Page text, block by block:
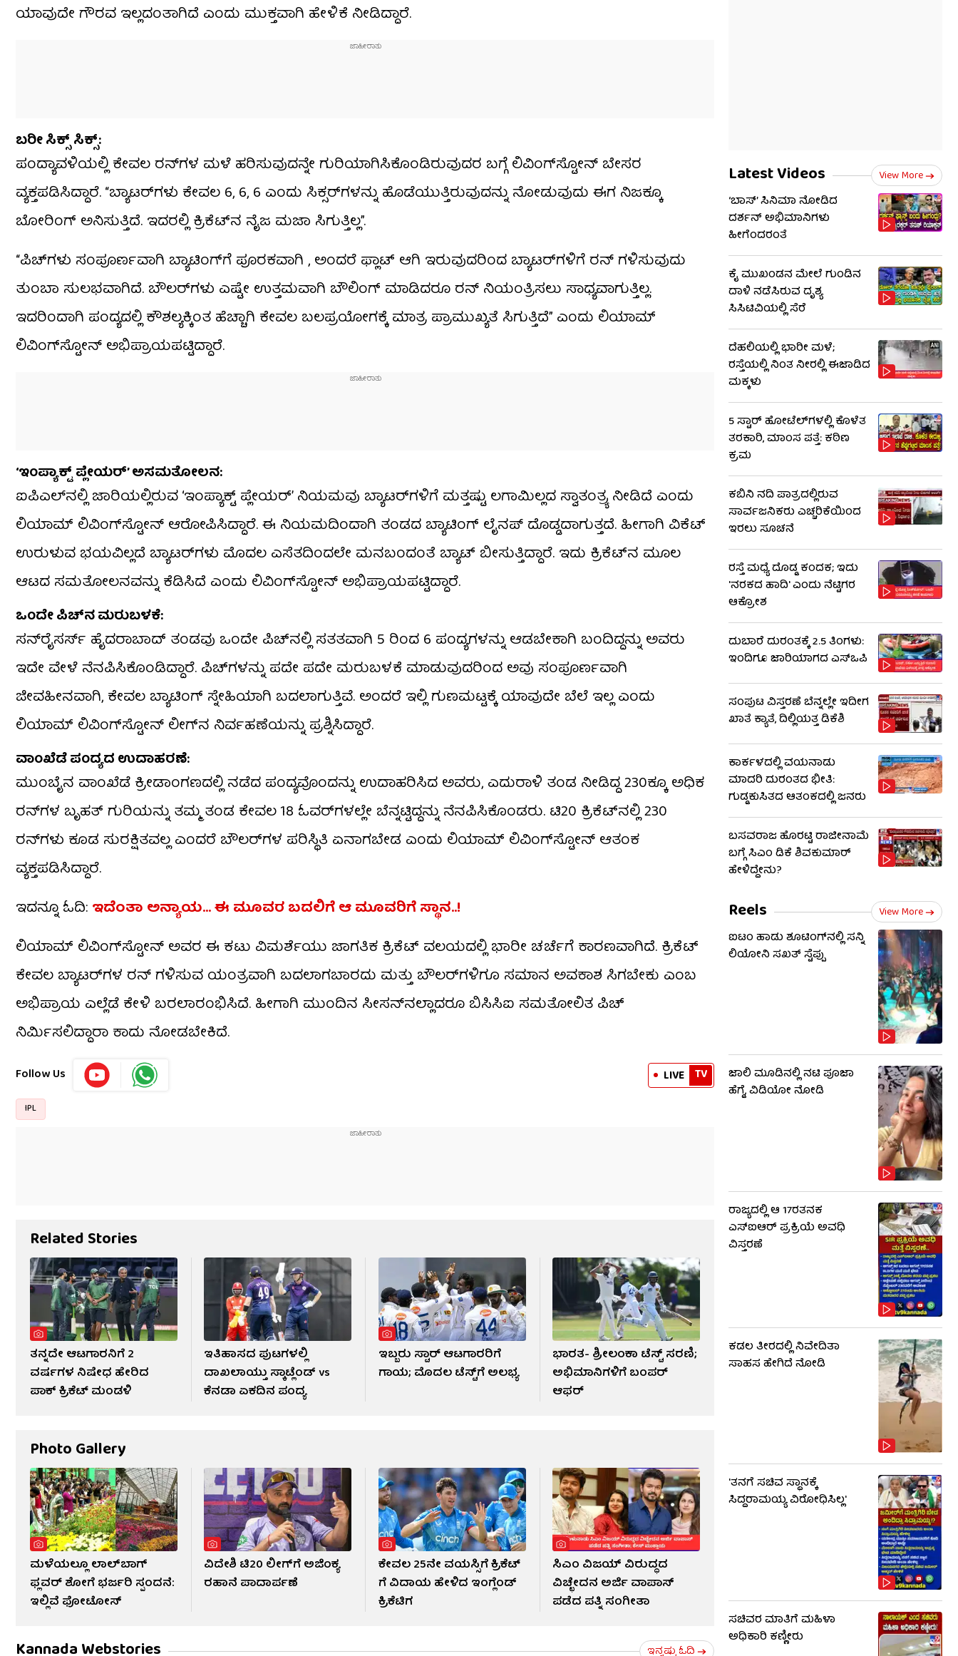
ಯಾವುದೇ ಗೌರವ ಇಲ್ಲದಂತಾಗಿದೆ ಎಂದು ಮುಕ್ತವಾಗಿ ಹೇಳಿಕೆ ನೀಡಿದ್ದಾರೆ.
ಬರೀ ಸಿಕ್ಸ್ ಸಿಕ್ಸ್​:
ಪಂದ್ಯಾವಳಿಯಲ್ಲಿ ಕೇವಲ ರನ್‌ಗಳ ಮಳೆ ಹರಿಸುವುದನ್ನೇ ಗುರಿಯಾಗಿಸಿಕೊಂಡಿರುವುದರ ಬಗ್ಗೆ ಲಿವಿಂಗ್‌ಸ್ಟೋನ್ ಬೇಸರ
ವ್ಯಕ್ತಪಡಿಸಿದ್ದಾರೆ. “ಬ್ಯಾಟರ್‌ಗಳು ಕೇವಲ 6, 6, 6 ಎಂದು ಸಿಕ್ಸರ್‌ಗಳನ್ನು ಹೊಡೆಯುತ್ತಿರುವುದನ್ನು ನೋಡುವುದು ಈಗ ನಿಜಕ್ಕೂ
ಬೋರಿಂಗ್ ಅನಿಸುತ್ತಿದೆ. ಇದರಲ್ಲಿ ಕ್ರಿಕೆಟ್‌ನ ನೈಜ ಮಜಾ ಸಿಗುತ್ತಿಲ್ಲ”.
“ಪಿಚ್‌ಗಳು ಸಂಪೂರ್ಣವಾಗಿ ಬ್ಯಾಟಿಂಗ್‌ಗೆ ಪೂರಕವಾಗಿ , ಅಂದರೆ ಫ್ಲಾಟ್ ಆಗಿ ಇರುವುದರಿಂದ ಬ್ಯಾಟರ್‌ಗಳಿಗೆ ರನ್ ಗಳಿಸುವುದು
ತುಂಬಾ ಸುಲಭವಾಗಿದೆ. ಬೌಲರ್‌ಗಳು ಎಷ್ಟೇ ಉತ್ತಮವಾಗಿ ಬೌಲಿಂಗ್ ಮಾಡಿದರೂ ರನ್ ನಿಯಂತ್ರಿಸಲು ಸಾಧ್ಯವಾಗುತ್ತಿಲ್ಲ.
ಇದರಿಂದಾಗಿ ಪಂದ್ಯದಲ್ಲಿ ಕೌಶಲ್ಯಕ್ಕಿಂತ ಹೆಚ್ಚಾಗಿ ಕೇವಲ ಬಲಪ್ರಯೋಗಕ್ಕೆ ಮಾತ್ರ ಪ್ರಾಮುಖ್ಯತೆ ಸಿಗುತ್ತಿದೆ” ಎಂದು ಲಿಯಾಮ್
ಲಿವಿಂಗ್‌ಸ್ಟೋನ್ ಅಭಿಪ್ರಾಯಪಟ್ಟಿದ್ದಾರೆ.
‘ಇಂಪ್ಯಾಕ್ಟ್ ಪ್ಲೇಯರ್’ ಅಸಮತೋಲನ:
ಐಪಿಎಲ್‌ನಲ್ಲಿ ಜಾರಿಯಲ್ಲಿರುವ ‘ಇಂಪ್ಯಾಕ್ಟ್ ಪ್ಲೇಯರ್’ ನಿಯಮವು ಬ್ಯಾಟರ್‌ಗಳಿಗೆ ಮತ್ತಷ್ಟು ಲಗಾಮಿಲ್ಲದ ಸ್ವಾತಂತ್ರ್ಯ ನೀಡಿದೆ ಎಂದು
ಲಿಯಾಮ್ ಲಿವಿಂಗ್‌ಸ್ಟೋನ್ ಆರೋಪಿಸಿದ್ದಾರೆ. ಈ ನಿಯಮದಿಂದಾಗಿ ತಂಡದ ಬ್ಯಾಟಿಂಗ್ ಲೈನಪ್ ದೊಡ್ಡದಾಗುತ್ತದೆ. ಹೀಗಾಗಿ ವಿಕೆಟ್
ಉರುಳುವ ಭಯವಿಲ್ಲದೆ ಬ್ಯಾಟರ್‌ಗಳು ಮೊದಲ ಎಸೆತದಿಂದಲೇ ಮನಬಂದಂತೆ ಬ್ಯಾಟ್ ಬೀಸುತ್ತಿದ್ದಾರೆ. ಇದು ಕ್ರಿಕೆಟ್‌ನ ಮೂಲ
ಆಟದ ಸಮತೋಲನವನ್ನು ಕೆಡಿಸಿದೆ ಎಂದು ಲಿವಿಂಗ್‌ಸ್ಟೋನ್ ಅಭಿಪ್ರಾಯಪಟ್ಟಿದ್ದಾರೆ.
ಒಂದೇ ಪಿಚ್‌ನ ಮರುಬಳಕೆ:
ಸನ್‌ರೈಸರ್ಸ್ ಹೈದರಾಬಾದ್ ತಂಡವು ಒಂದೇ ಪಿಚ್‌ನಲ್ಲಿ ಸತತವಾಗಿ 5 ರಿಂದ 6 ಪಂದ್ಯಗಳನ್ನು ಆಡಬೇಕಾಗಿ ಬಂದಿದ್ದನ್ನು ಅವರು
ಇದೇ ವೇಳೆ ನೆನಪಿಸಿಕೊಂಡಿದ್ದಾರೆ. ಪಿಚ್‌ಗಳನ್ನು ಪದೇ ಪದೇ ಮರುಬಳಕೆ ಮಾಡುವುದರಿಂದ ಅವು ಸಂಪೂರ್ಣವಾಗಿ
ಜೀವಹೀನವಾಗಿ, ಕೇವಲ ಬ್ಯಾಟಿಂಗ್ ಸ್ನೇಹಿಯಾಗಿ ಬದಲಾಗುತ್ತಿವೆ. ಅಂದರೆ ಇಲ್ಲಿ ಗುಣಮಟ್ಟಕ್ಕೆ ಯಾವುದೇ ಬೆಲೆ ಇಲ್ಲ ಎಂದು
ಲಿಯಾಮ್ ಲಿವಿಂಗ್‌ಸ್ಟೋನ್ ಲೀಗ್‌ನ ನಿರ್ವಹಣೆಯನ್ನು ಪ್ರಶ್ನಿಸಿದ್ದಾರೆ.
ವಾಂಖೆಡೆ ಪಂದ್ಯದ ಉದಾಹರಣೆ:
ಮುಂಬೈನ ವಾಂಖೆಡೆ ಕ್ರೀಡಾಂಗಣದಲ್ಲಿ ನಡೆದ ಪಂದ್ಯವೊಂದನ್ನು ಉದಾಹರಿಸಿದ ಅವರು, ಎದುರಾಳಿ ತಂಡ ನೀಡಿದ್ದ 230ಕ್ಕೂ ಅಧಿಕ
ರನ್‌ಗಳ ಬೃಹತ್ ಗುರಿಯನ್ನು ತಮ್ಮ ತಂಡ ಕೇವಲ 18 ಓವರ್‌ಗಳಲ್ಲೇ ಬೆನ್ನಟ್ಟಿದ್ದನ್ನು ನೆನಪಿಸಿಕೊಂಡರು. ಟಿ20 ಕ್ರಿಕೆಟ್‌ನಲ್ಲಿ 230
ರನ್‌ಗಳು ಕೂಡ ಸುರಕ್ಷಿತವಲ್ಲ ಎಂದರೆ ಬೌಲರ್‌ಗಳ ಪರಿಸ್ಥಿತಿ ಏನಾಗಬೇಡ ಎಂದು ಲಿಯಾಮ್ ಲಿವಿಂಗ್‌ಸ್ಟೋನ್ ಆತಂಕ
ವ್ಯಕ್ತಪಡಿಸಿದ್ದಾರೆ.
ಇದನ್ನೂ ಓದಿ: ಇದೆಂತಾ ಅನ್ಯಾಯ… ಈ ಮೂವರ ಬದಲಿಗೆ ಆ ಮೂವರಿಗೆ ಸ್ಥಾನ..!
ಲಿಯಾಮ್ ಲಿವಿಂಗ್‌ಸ್ಟೋನ್ ಅವರ ಈ ಕಟು ವಿಮರ್ಶೆಯು ಜಾಗತಿಕ ಕ್ರಿಕೆಟ್ ವಲಯದಲ್ಲಿ ಭಾರೀ ಚರ್ಚೆಗೆ ಕಾರಣವಾಗಿದೆ. ಕ್ರಿಕೆಟ್
ಕೇವಲ ಬ್ಯಾಟರ್‌ಗಳ ರನ್ ಗಳಿಸುವ ಯಂತ್ರವಾಗಿ ಬದಲಾಗಬಾರದು ಮತ್ತು ಬೌಲರ್‌ಗಳಿಗೂ ಸಮಾನ ಅವಕಾಶ ಸಿಗಬೇಕು ಎಂಬ
ಅಭಿಪ್ರಾಯ ಎಲ್ಲೆಡೆ ಕೇಳಿ ಬರಲಾರಂಭಿಸಿದೆ. ಹೀಗಾಗಿ ಮುಂದಿನ ಸೀಸನ್​​ನಲ್ಲಾದರೂ ಬಿಸಿಸಿಐ ಸಮತೋಲಿತ ಪಿಚ್
ನಿರ್ಮಿಸಲಿದ್ದಾರಾ ಕಾದು ನೋಡಬೇಕಿದೆ.
Follow Us LIVE TV
IPL
Related Stories
ತನ್ನದೇ ಆಟಗಾರನಿಗೆ 2
ವರ್ಷಗಳ ನಿಷೇಧ ಹೇರಿದ
ಪಾಕ್ ಕ್ರಿಕೆಟ್ ಮಂಡಳಿ
ಇತಿಹಾಸದ ಪುಟಗಳಲ್ಲಿ
ದಾಖಲಾಯ್ತು ಸ್ಕಾಟ್ಲೆಂಡ್ vs
ಕೆನಡಾ ಏಕದಿನ ಪಂದ್ಯ
ಇಬ್ಬರು ಸ್ಟಾರ್ ಆಟಗಾರರಿಗೆ
ಗಾಯ; ಮೊದಲ ಟೆಸ್ಟ್​ಗೆ ಅಲಭ್ಯ
ಭಾರತ- ಶ್ರೀಲಂಕಾ ಟೆಸ್ಟ್ ಸರಣಿ;
ಅಭಿಮಾನಿಗಳಿಗೆ ಬಂಪರ್
ಆಫರ್
Photo Gallery
ಮಳೆಯಲ್ಲೂ ಲಾಲ್‌ಬಾಗ್
ಫ್ಲವರ್ ಶೋಗೆ ಭರ್ಜರಿ ಸ್ಪಂದನೆ:
ಇಲ್ಲಿವೆ ಫೋಟೋಸ್​
ವಿದೇಶಿ ಟಿ20 ಲೀಗ್​ಗೆ ಅಜಿಂಕ್ಯ
ರಹಾನೆ ಪಾದಾರ್ಪಣೆ
ಕೇವಲ 25ನೇ ವಯಸ್ಸಿಗೆ ಕ್ರಿಕೆಟ್​
ಗೆ ವಿದಾಯ ಹೇಳಿದ ಇಂಗ್ಲೆಂಡ್‌
ಕ್ರಿಕೆಟಿಗ
ಸಿಎಂ ವಿಜಯ್ ವಿರುದ್ಧದ
ವಿಚ್ಛೇದನ ಅರ್ಜಿ ವಾಪಾಸ್
ಪಡೆದ ಪತ್ನಿ ಸಂಗೀತಾ
Kannada Webstories ಇನ್ನಷ್ಟು ಓದಿ
Latest Videos View More
‘ಬಾಸ್’ ಸಿನಿಮಾ ನೋಡಿದ
ದರ್ಶನ್ ಅಭಿಮಾನಿಗಳು
ಹೀಗೆಂದರಂತೆ
ಕೈ ಮುಖಂಡನ ಮೇಲೆ ಗುಂಡಿನ
ದಾಳಿ ನಡೆಸಿರುವ ದೃಶ್ಯ
ಸಿಸಿಟಿವಿಯಲ್ಲಿ ಸೆರೆ
ದೆಹಲಿಯಲ್ಲಿ ಭಾರೀ ಮಳೆ;
ರಸ್ತೆಯಲ್ಲಿ ನಿಂತ ನೀರಲ್ಲಿ ಈಜಾಡಿದ
ಮಕ್ಕಳು
5 ಸ್ಟಾರ್ ಹೋಟೆಲ್​​ಗಳಲ್ಲಿ ಕೊಳೆತ
ತರಕಾರಿ, ಮಾಂಸ ಪತ್ತೆ: ಕಠಿಣ
ಕ್ರಮ
ಕಬಿನಿ ನದಿ ಪಾತ್ರದಲ್ಲಿರುವ
ಸಾರ್ವಜನಿಕರು ಎಚ್ಚರಿಕೆಯಿಂದ
ಇರಲು ಸೂಚನೆ
ರಸ್ತೆ ಮಧ್ಯೆ ದೊಡ್ಡ ಕಂದಕ; ಇದು
'ನರಕದ ಹಾದಿ' ಎಂದು ನೆಟ್ಟಿಗರ
ಆಕ್ರೋಶ
ದುಬಾರೆ ದುರಂತಕ್ಕೆ 2.5 ತಿಂಗಳು:
ಇಂದಿಗೂ ಜಾರಿಯಾಗದ ಎಸ್‌ಒಪಿ
ಸಂಪುಟ ವಿಸ್ತರಣೆ ಬೆನ್ನಲ್ಲೇ ಇದೀಗ
ಖಾತೆ ಕ್ಯಾತೆ, ದಿಲ್ಲಿಯತ್ತ ಡಿಕೆಶಿ
ಕಾರ್ಕಳದಲ್ಲಿ ವಯನಾಡು
ಮಾದರಿ ದುರಂತದ ಭೀತಿ:
ಗುಡ್ಡಕುಸಿತದ ಆತಂಕದಲ್ಲಿ ಜನರು
ಬಸವರಾಜ ಹೊರಟ್ಟಿ ರಾಜೀನಾಮೆ
ಬಗ್ಗೆ ಸಿಎಂ ಡಿಕೆ ಶಿವಕುಮಾರ್
ಹೇಳಿದ್ದೇನು?
Reels View More
ಐಟಂ ಹಾಡು ಶೂಟಿಂಗ್​​ನಲ್ಲಿ ಸನ್ನಿ
ಲಿಯೋನಿ ಸಖತ್ ಸ್ಟೆಪ್ಪು
ಜಾಲಿ ಮೂಡಿನಲ್ಲಿ ನಟಿ ಪೂಜಾ
ಹೆಗ್ಡೆ, ವಿಡಿಯೋ ನೋಡಿ
ರಾಜ್ಯದಲ್ಲಿ ಆ 17ರತನಕ
ಎಸ್‌ಐಆರ್ ಪ್ರಕ್ರಿಯೆ ಅವಧಿ
ವಿಸ್ತರಣೆ
ಕಡಲ ತೀರದಲ್ಲಿ ನಿವೇದಿತಾ
ಸಾಹಸ ಹೇಗಿದೆ ನೋಡಿ
'ತನಗೆ ಸಚಿವ ಸ್ಥಾನಕ್ಕೆ
ಸಿದ್ದರಾಮಯ್ಯ ವಿರೋಧಿಸಿಲ್ಲ'
ಸಚಿವರ ಮಾತಿಗೆ ಮಹಿಳಾ
ಅಧಿಕಾರಿ ಕಣ್ಣೀರು